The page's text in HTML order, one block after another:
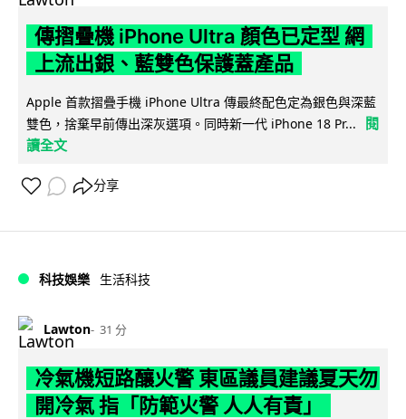
傳摺疊機 iPhone Ultra 顏色已定型 網
上流出銀、藍雙色保護蓋產品
Apple 首款摺疊手機 iPhone Ultra 傳最終配色定為銀色與深藍
雙色，捨棄早前傳出深灰選項。同時新一代 iPhone 18 Pr...
閱
讀全文
分享
科技娛樂 生活科技
Lawton 31 分
冷氣機短路釀火警 東區議員建議夏天勿
開冷氣 指「防範火警 人人有責」